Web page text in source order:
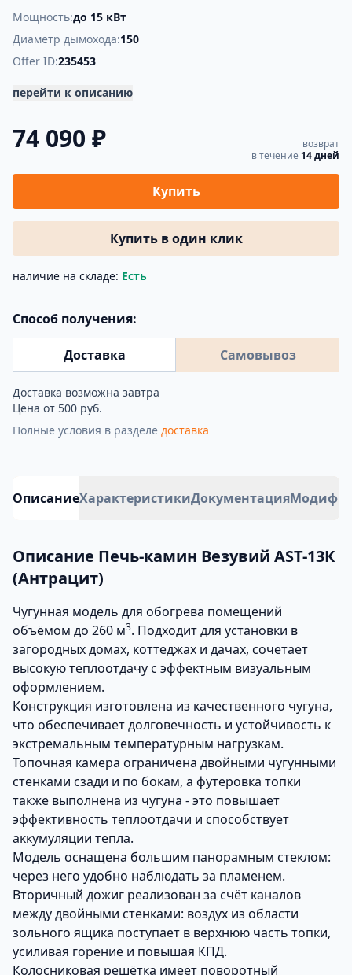
Мощность:до 15 кВт
Диаметр дымохода:150
Offer ID:235453
перейти к описанию
74 090 ₽
возврат
в течение 14 дней
Купить
Купить в один клик
наличие на складе: Есть
Способ получения:
Доставка Самовывоз
Доставка возможна завтра
Цена от 500 руб.
Полные условия в разделе доставка
ОписаниеХарактеристикиДокументация
Описание Печь-камин Везувий AST-13К
(Антрацит)
Чугунная модель для обогрева помещений
объёмом до 260 м3. Подходит для установки в
загородных домах, коттеджах и дачах, сочетает
высокую теплоотдачу с эффектным визуальным
оформлением.
Конструкция изготовлена из качественного чугуна,
что обеспечивает долговечность и устойчивость к
экстремальным температурным нагрузкам.
Топочная камера ограничена двойными чугунными
стенками сзади и по бокам, а футеровка топки
также выполнена из чугуна - это повышает
эффективность теплоотдачи и способствует
аккумуляции тепла.
Модель оснащена большим панорамным стеклом:
через него удобно наблюдать за пламенем.
Вторичный дожиг реализован за счёт каналов
между двойными стенками: воздух из области
зольного ящика поступает в верхнюю часть топки,
усиливая горение и повышая КПД.
Колосниковая решётка имеет поворотный